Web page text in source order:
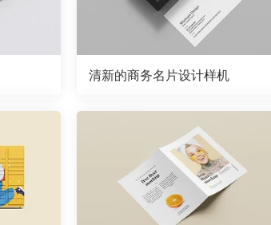
清新的商务名片设计样机